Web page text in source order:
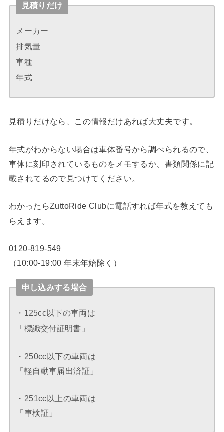
見積りだけ
メーカー
排気量
車種
年式
見積りだけなら、この情報だけあれば大丈夫です。
年式がわからない場合は車体番号から調べられるので、
車体に刻印されているものをメモするか、書類関係に記
載されてるので見つけてください。
わかったらZuttoRide Clubに電話すれば年式を教えても
らえます。
0120-819-549
（10:00-19:00 年末年始除く）
申し込みする場合
・125cc以下の車両は
「標識交付証明書」
・250cc以下の車両は
「軽自動車届出済証」
・251cc以上の車両は
「車検証」